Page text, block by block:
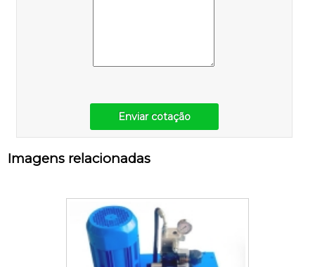
Enviar cotação
Imagens relacionadas